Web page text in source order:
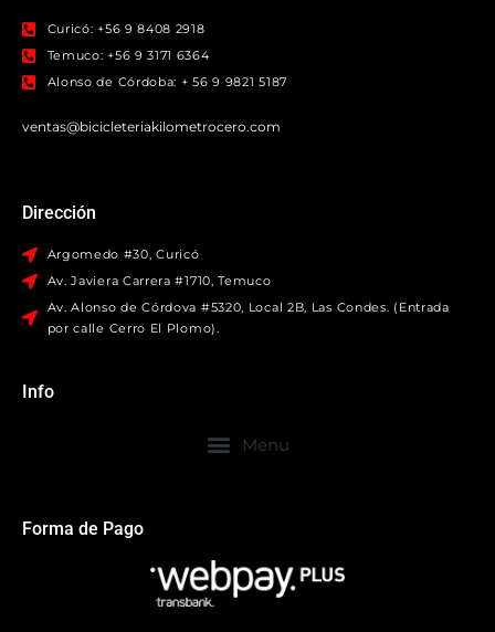
Curicó: +56 9 8408 2918
Temuco: +56 9 3171 6364
Alonso de Córdoba: + 56 9 9821 5187
ventas@bicicleteriakilometrocero.com
Dirección
Argomedo #30, Curicó
Av. Javiera Carrera #1710, Temuco
Av. Alonso de Córdova #5320, Local 2B, Las Condes. (Entrada
por calle Cerro El Plomo).
Info
Forma de Pago